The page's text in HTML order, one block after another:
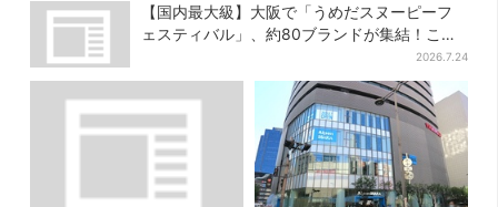
【国内最大級】大阪で「うめだスヌーピーフ
ェスティバル」、約80ブランドが集結！ここ
2026.7.24